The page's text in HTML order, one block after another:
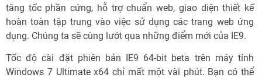
tăng tốc phần cứng, hỗ trợ chuẩn web, giao diện thiết kế
hoàn toàn tập trung vào việc sử dụng các trang web ứng
dụng. Chúng ta sẽ cùng lướt qua những điểm mới của IE9.
Tốc độ cài đặt phiên bản IE9 64-bit beta trên máy tính
Windows 7 Ultimate x64 chỉ mất một vài phút. Bạn có thể